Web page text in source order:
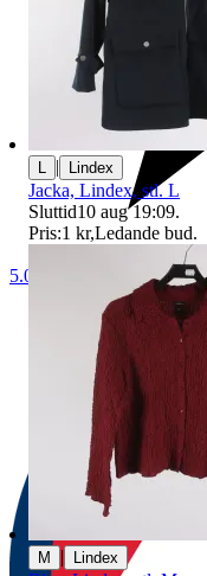
5.0
L | Lindex
Jacka, Lindex, stl. L
Sluttid10 aug 19:09.
Pris:1 kr,Ledande bud.
M | Lindex